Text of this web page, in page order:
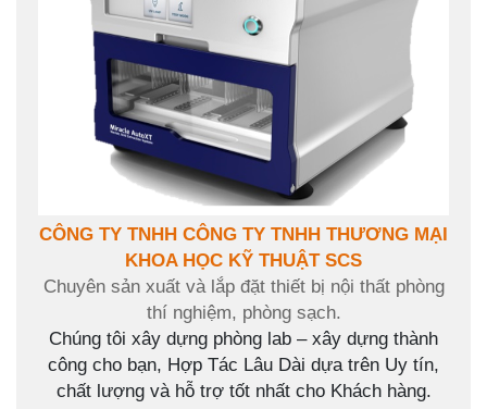
CÔNG TY TNHH CÔNG TY TNHH THƯƠNG MẠI
KHOA HỌC KỸ THUẬT SCS
Chuyên sản xuất và lắp đặt thiết bị nội thất phòng
thí nghiệm, phòng sạch.
Chúng tôi xây dựng phòng lab – xây dựng thành
công cho bạn, Hợp Tác Lâu Dài dựa trên Uy tín,
chất lượng và hỗ trợ tốt nhất cho Khách hàng.